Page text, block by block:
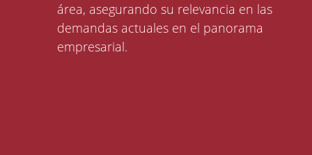
área, asegurando su relevancia en las
demandas actuales en el panorama
empresarial.